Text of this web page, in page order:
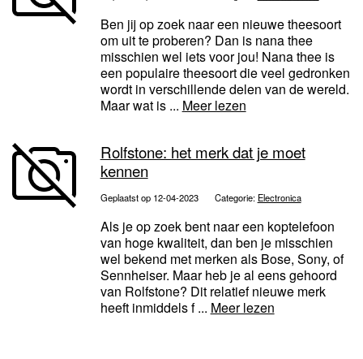
Ben jij op zoek naar een nieuwe theesoort
om uit te proberen? Dan is nana thee
misschien wel iets voor jou! Nana thee is
een populaire theesoort die veel gedronken
wordt in verschillende delen van de wereld.
Maar wat is ... Meer lezen
Rolfstone: het merk dat je moet
kennen
Geplaatst op 12-04-2023 Categorie: Electronica
Als je op zoek bent naar een koptelefoon
van hoge kwaliteit, dan ben je misschien
wel bekend met merken als Bose, Sony, of
Sennheiser. Maar heb je al eens gehoord
van Rolfstone? Dit relatief nieuwe merk
heeft inmiddels f ... Meer lezen